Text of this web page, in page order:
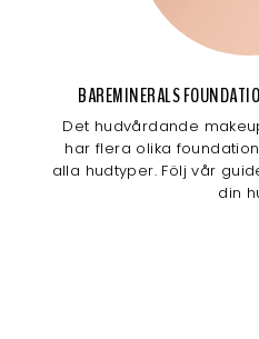
BAREMINERALS
Det hudvårdande
har flera olika
alla hudtyper. Följ vår
din